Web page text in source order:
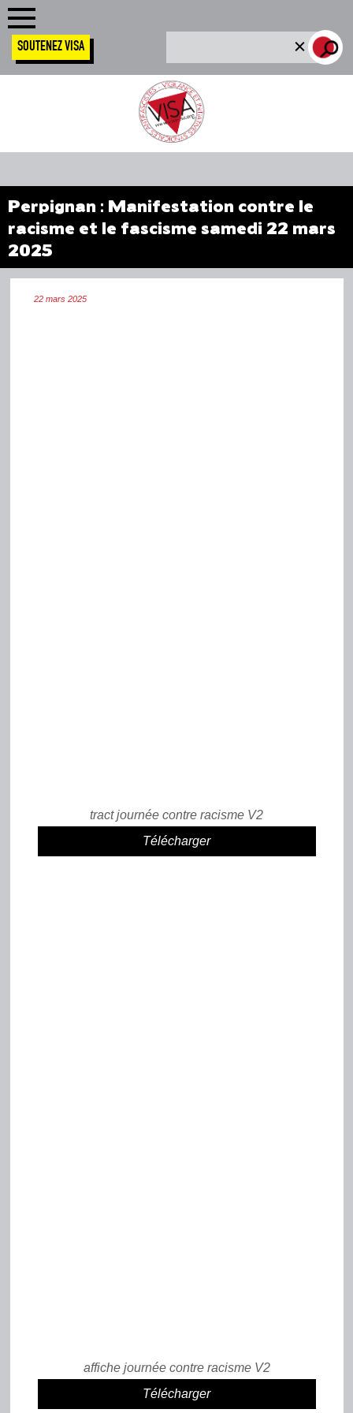
SOUTENEZ VISA
Perpignan : Manifestation contre le
racisme et le fascisme samedi 22 mars
2025
22 mars 2025
tract journée contre racisme V2
Télécharger
affiche journée contre racisme V2
Télécharger